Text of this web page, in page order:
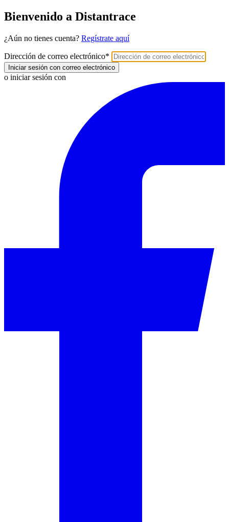
Bienvenido a Distantrace
¿Aún no tienes cuenta? Regístrate aquí
Dirección de correo electrónico*
Iniciar sesión con correo electrónico
o iniciar sesión con